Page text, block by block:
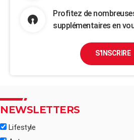
Profitez de
supplémentaires en
S'INSCRIRE
NEWSLETTERS
Lifestyle